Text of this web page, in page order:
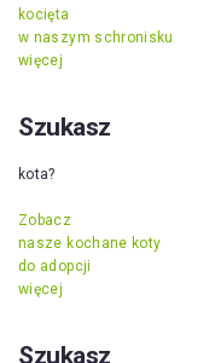
kocięta
w naszym schronisku
więcej
Szukasz
kota?
Zobacz
nasze kochane koty
do adopcji
więcej
Szukasz